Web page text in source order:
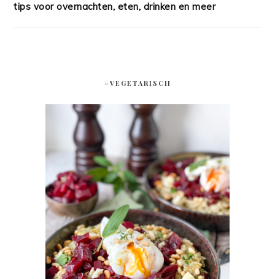
tips voor overnachten, eten, drinken en meer
#VEGETARISCH